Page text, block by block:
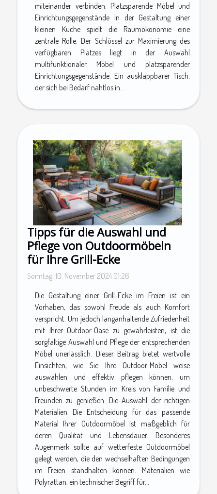
miteinander verbinden. Platzsparende Möbel und
Einrichtungsgegenstände In der Gestaltung einer
kleinen Küche spielt die Raumökonomie eine
zentrale Rolle. Der Schlüssel zur Maximierung des
verfügbaren Platzes liegt in der Auswahl
multifunktionaler Möbel und platzsparender
Einrichtungsgegenstände. Ein ausklappbarer Tisch,
der sich bei Bedarf nahtlos in...
Tipps für die Auswahl und
Pflege von Outdoormöbeln
für Ihre Grill-Ecke
Sonntag, 10. November 2024 01:26
Die Gestaltung einer Grill-Ecke im Freien ist ein
Vorhaben, das sowohl Freude als auch Komfort
verspricht. Um jedoch langanhaltende Zufriedenheit
mit Ihrer Outdoor-Oase zu gewährleisten, ist die
sorgfältige Auswahl und Pflege der entsprechenden
Möbel unerlässlich. Dieser Beitrag bietet wertvolle
Einsichten, wie Sie Ihre Outdoor-Möbel weise
auswählen und effektiv pflegen können, um
unbeschwerte Stunden im Kreis von Familie und
Freunden zu genießen. Die Auswahl der richtigen
Materialien Die Entscheidung für das passende
Material Ihrer Outdoormöbel ist maßgeblich für
deren Qualität und Lebensdauer. Besonderes
Augenmerk sollte auf wetterfeste Outdoormöbel
gelegt werden, die den wechselhaften Bedingungen
im Freien standhalten können. Materialien wie
Polyrattan, ein technischer Begriff für...